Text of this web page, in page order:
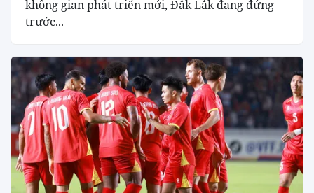
không gian phát triển mới, Đắk Lắk đang đứng
trước...